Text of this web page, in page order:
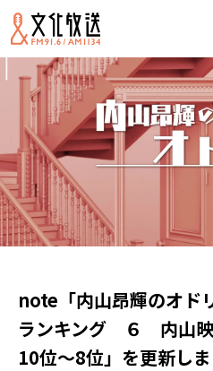
note「内山昂輝のオド
ランキング ６ 内山映
10位～8位」を更新し